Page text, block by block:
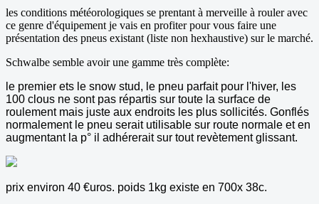
les conditions météorologiques se prentant à merveille à rouler avec
ce genre d'équipement je vais en profiter pour vous faire une
présentation des pneus existant (liste non hexhaustive) sur le marché.
Schwalbe semble avoir une gamme très complète:
le premier ets le snow stud, le pneu parfait pour l'hiver, les
100 clous ne sont pas répartis sur toute la surface de
roulement mais juste aux endroits les plus sollicités. Gonflés
normalement le pneu serait utilisable sur route normale et en
augmentant la p° il adhérerait sur tout revètement glissant.
prix environ 40 €uros. poids 1kg existe en 700x 38c.